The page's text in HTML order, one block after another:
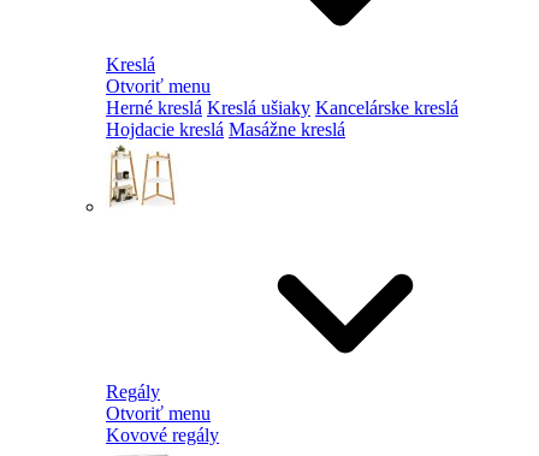
Kreslá
Otvoriť menu
Herné kreslá Kreslá ušiaky Kancelárske kreslá
Hojdacie kreslá Masážne kreslá
Regály
Otvoriť menu
Kovové regály